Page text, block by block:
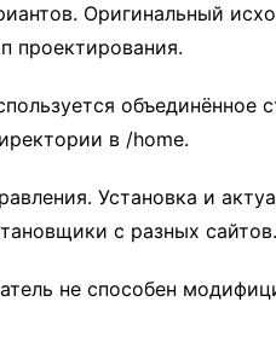
Оригинальный
проектирования.
объединённое
в /home.
Установка и
с разных сайтов.
не способен